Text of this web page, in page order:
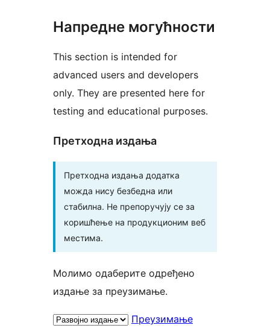
Напредне могућности
This section is intended for
advanced users and developers
only. They are presented here for
testing and educational purposes.
Претходна издања
Претходна издања додатка
можда нису безбедна или
стабилна. Не препоручују се за
коришћење на продукционим веб
местима.
Молимо одаберите одређено
издање за преузимање.
Преузимање